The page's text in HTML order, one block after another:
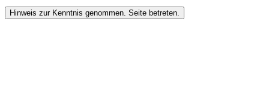
Hinweis zur Kenntnis genommen. Seite betreten.